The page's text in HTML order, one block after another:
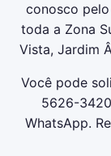
conosco
toda a Zona
Vista, Jardim
Você pode
5626-
WhatsApp.